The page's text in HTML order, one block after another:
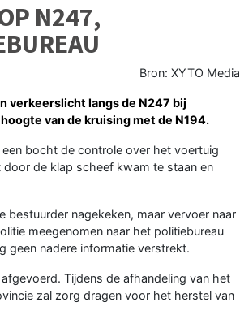
N247,
Bron: XYTO Media
verkeerslicht langs de N247 bij
van de kruising met de N194.
bocht de controle over het voertuig
de klap scheef kwam te staan en
bestuurder nagekeken, maar vervoer naar
meegenomen naar het politiebureau
geen nadere informatie verstrekt.
Tijdens de afhandeling van het
zal zorg dragen voor het herstel van